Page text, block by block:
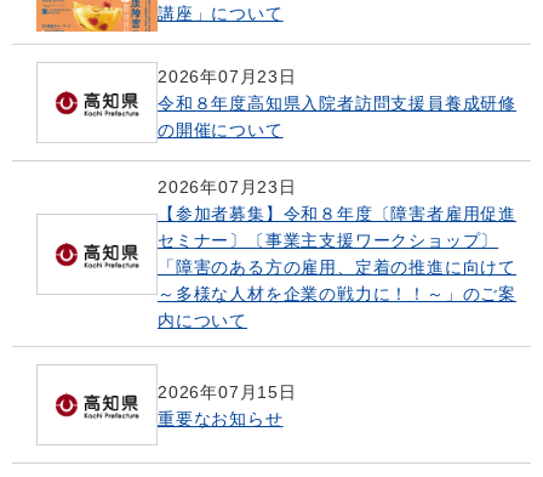
講座」について
2026年07月23日
令和８年度高知県入院者訪問支援員養成研修
の開催について
2026年07月23日
【参加者募集】令和８年度〔障害者雇用促進
セミナー〕〔事業主支援ワークショップ〕
「障害のある方の雇用、定着の推進に向けて
～多様な人材を企業の戦力に！！～」のご案
内について
2026年07月15日
重要なお知らせ